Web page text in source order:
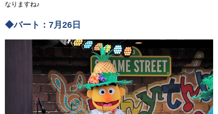
なりますね♪
◆バート：7月26日